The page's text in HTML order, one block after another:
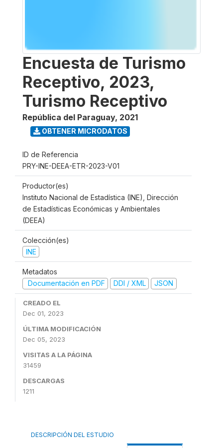
Encuesta de Turismo
Receptivo, 2023,
Turismo Receptivo
República del Paraguay, 2021
OBTENER MICRODATOS
ID de Referencia
PRY-INE-DEEA-ETR-2023-V01
Productor(es)
Instituto Nacional de Estadística (INE), Dirección
de Estadísticas Económicas y Ambientales
(DEEA)
Colección(es)
INE
Metadatos
Documentación en PDF
DDI / XML JSON
CREADO EL
Dec 01, 2023
ÚLTIMA MODIFICACIÓN
Dec 05, 2023
VISITAS A LA PÁGINA
31459
DESCARGAS
1211
DESCRIPCIÓN DEL ESTUDIO